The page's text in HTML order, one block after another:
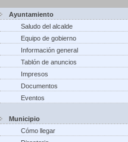
Ayuntamiento
Saludo del alcalde
Equipo de gobierno
Información general
Tablón de anuncios
Impresos
Documentos
Eventos
Municipio
Cómo llegar